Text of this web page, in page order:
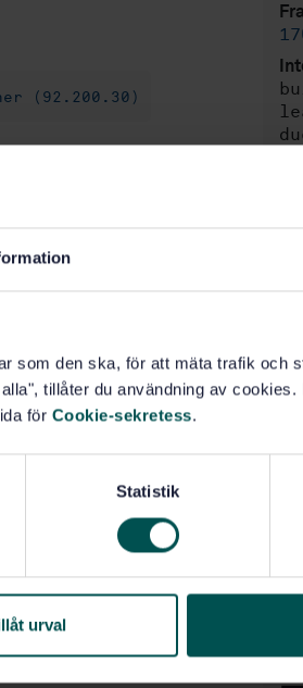
som den ska, för att mäta trafik och
tillåter du användning av
för Cookie-sekretess.
Statistik
urval
(92.200.30)